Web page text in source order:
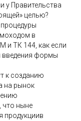
у Правительства
целью?
в
и ТК 144, как если
введения формы
к созданию
на рынок
что ныне
продукциив